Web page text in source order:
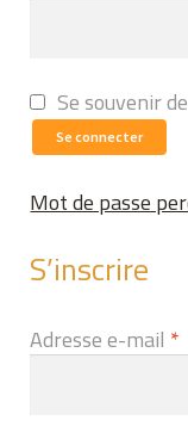
Se souvenir
Se connecter
Mot de passe
S’inscrire
Adresse e-mail *